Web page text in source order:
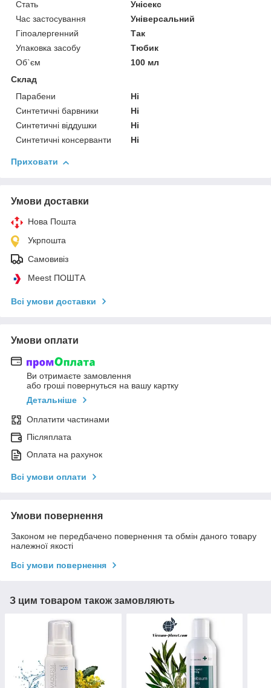
Стать
Унісекс
Час застосування
Універсальний
Гіпоалергенний
Так
Упаковка засобу
Тюбик
Об`єм
100 мл
Склад
Парабени
Ні
Синтетичні барвники
Ні
Синтетичні віддушки
Ні
Синтетичні консерванти
Ні
Приховати
Умови доставки
Нова Пошта
Укрпошта
Самовивіз
Meest ПОШТА
Всі умови доставки
Умови оплати
Ви отримаєте замовлення
або гроші повернуться на вашу картку
Детальніше
Оплатити частинами
Післяплата
Оплата на рахунок
Всі умови оплати
Умови повернення
Законом не передбачено повернення та обмін даного товару
належної якості
Всі умови повернення
З цим товаром також замовляють